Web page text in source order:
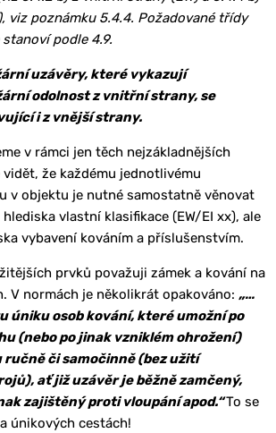
viz poznámku 5.4.4. Požadované třídy
podle 4.9.
uzávěry, které vykazují
odolnost z vnitřní strany, se
i z vnější strany.
v rámci jen těch nejzákladnějších
vidět, že každému jednotlivému
v objektu je nutné samostatně věnovat
vlastní klasifikace (EW/EI xx), ale
vybavení kováním a příslušenstvím.
prvků považuji zámek a kování na
V normách je několikrát opakováno: „…
úniku osob kování, které umožní po
(nebo po jinak vzniklém ohrožení)
či samočinně (bez užití
ať již uzávěr je běžně zamčený,
zajištěný proti vloupání apod.“To se
únikových cestách!